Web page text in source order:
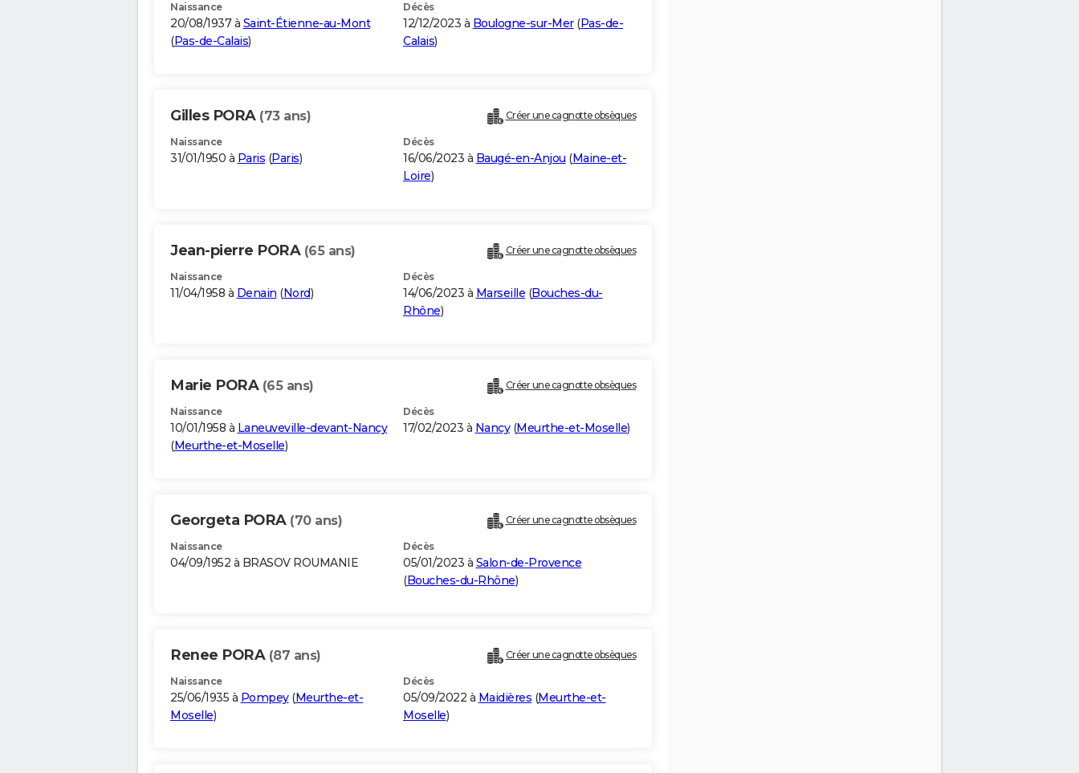
Naissance
20/08/1937 à Saint-Étienne-au-Mont
(Pas-de-Calais)
Décès
12/12/2023 à Boulogne-sur-Mer(Pas-de-
Calais)
Gilles PORA (73 ans) Créer une cagnotte obsèques
Naissance
31/01/1950 à Paris (Paris)
Décès
16/06/2023 à Baugé-en-Anjou (Maine-et-
Loire)
Jean-pierre PORA (65 ans) Créer une cagnotte obsèques
Naissance
11/04/1958 à Denain (Nord)
Décès
14/06/2023 à Marseille (Bouches-du-
Rhône)
Marie PORA (65 ans) Créer une cagnotte obsèques
Naissance
10/01/1958 à Laneuveville-devant-Nancy
(Meurthe-et-Moselle)
Décès
17/02/2023 à Nancy(Meurthe-et-Moselle)
Georgeta PORA (70 ans) Créer une cagnotte obsèques
Naissance
04/09/1952 à BRASOV ROUMANIE
Décès
05/01/2023 à Salon-de-Provence
(Bouches-du-Rhône)
Renee PORA (87 ans) Créer une cagnotte obsèques
Naissance
25/06/1935 à Pompey(Meurthe-et-
Moselle)
Décès
05/09/2022 à Maidières (Meurthe-et-
Moselle)